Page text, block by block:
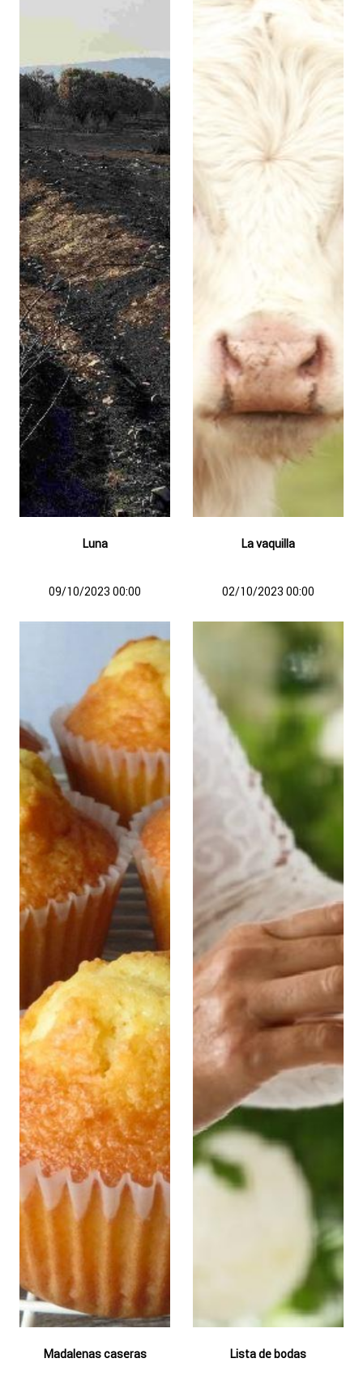
Luna
09/10/2023 00:00
La vaquilla
02/10/2023 00:00
Madalenas caseras Lista de bodas